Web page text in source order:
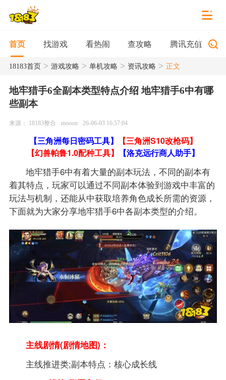
首页 找游戏 看热闹 查攻略 腾讯充值
18183首页> 游戏攻略 > 单机攻略 > 资讯攻略 > 正文
地牢猎手6全副本类型特点介绍 地牢猎手6中有哪
些副本
来源： 18183整合 mooon 26-06-03 16:57:04
【三角洲每日密码工具】
【三角洲S10改枪码】
【幻兽帕鲁1.0配种工具】
【洛克远行商人助手】
地牢猎手6中有着大量的副本玩法，不同的副本有
着其特点，玩家可以通过不同副本体验到游戏中丰富的
玩法与机制，还能从中获取培养角色成长所需的资源，
下面就为大家分享地牢猎手6中各副本类型的介绍。
主线剧情(剧情地图)：
主线推进类;副本特点：核心成长线